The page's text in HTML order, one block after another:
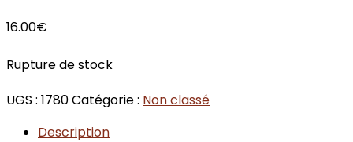
16.00€
Rupture de stock
UGS : 1780Catégorie : Non classé
Description